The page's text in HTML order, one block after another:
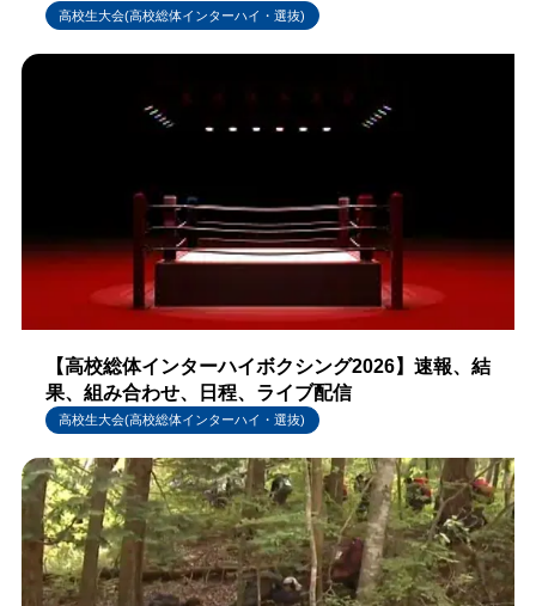
高校生大会(高校総体インターハイ・選抜)
【高校総体インターハイボクシング2026】速報、結
果、組み合わせ、日程、ライブ配信
高校生大会(高校総体インターハイ・選抜)